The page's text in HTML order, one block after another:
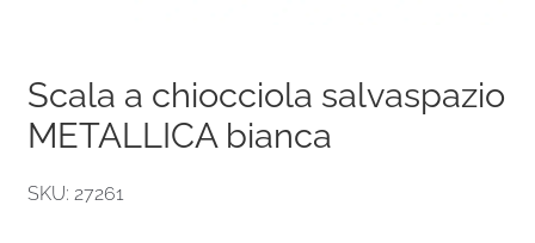
Scala a chiocciola salvaspazio
METALLICA bianca
SKU: 27261